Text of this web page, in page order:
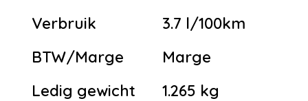
Verbruik
3.7 l/100km
BTW/Marge
Marge
Ledig gewicht
1.265 kg